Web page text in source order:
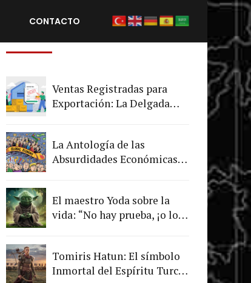
CONTACTO
Mensajes Recientes
Ventas Registradas para
Exportación: La Delgada
La Antología de las
Absurdidades Económicas:
El maestro Yoda sobre la
vida: “No hay prueba, ¡o lo
Tomiris Hatun: El símbolo
Inmortal del Espíritu Turco